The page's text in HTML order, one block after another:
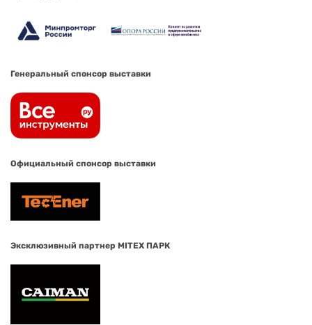
Генеральный спонсор выставки
Официальный спонсор выставки
Эксклюзивный партнер MITEX ПАРК